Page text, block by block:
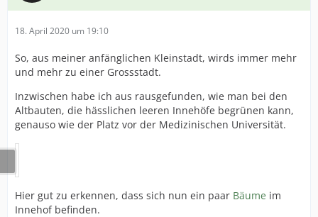
18. April 2020 um 19:10
So, aus meiner anfänglichen Kleinstadt, wirds immer mehr
und mehr zu einer Grossstadt.
Inzwischen habe ich aus rausgefunden, wie man bei den
Altbauten, die hässlichen leeren Innehöfe begrünen kann,
genauso wie der Platz vor der Medizinischen Universität.
Hier gut zu erkennen, dass sich nun ein paar Bäume im
Innehof befinden.